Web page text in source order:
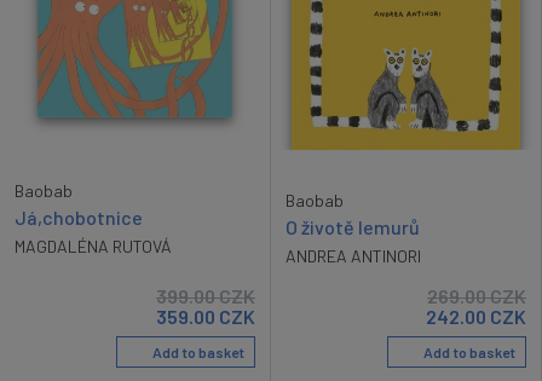
Baobab
Já,chobotnice
MAGDALÉNA RUTOVÁ
399.00CZK
359.00 CZK
Add to basket
Baobab
O životě lemurů
ANDREA ANTINORI
269.00CZK
242.00 CZK
Add to basket